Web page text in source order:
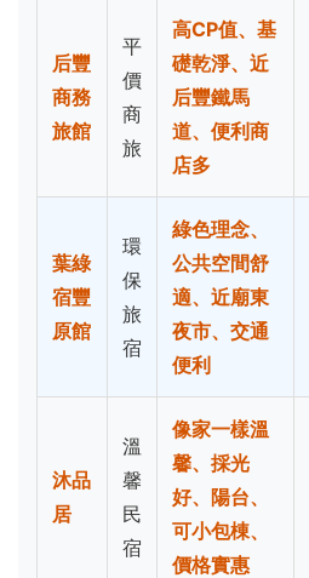
后豐
商務
旅館
平
價
商
旅
高CP值、基
礎乾淨、近
后豐鐵馬
道、便利商
店多
葉綠
宿豐
原館
環
保
旅
宿
綠色理念、
公共空間舒
適、近廟東
夜市、交通
便利
沐品
居
溫
馨
民
宿
像家一樣溫
馨、採光
好、陽台、
可小包棟、
價格實惠